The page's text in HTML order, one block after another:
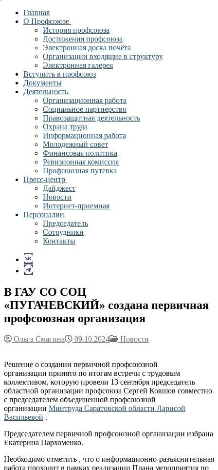
Главная
О Профсоюзе
История профсоюза
Достижения профсоюза
Электронная доска почёта
Организации входящие в структуру
Электронная галерея
Вступить в профсоюз
Документы
Деятельность
Организационная работа
Социальное партнерство
Правозащитная деятельность
Охрана труда
Информационная работа
Молодежный совет
Финансовая политика
Ревизионная комиссия
Профсоюзная путевка
Пресс-центр
Дайджест
Новости
Интернет-приемная
Персоналии
Председатель
Сотрудники
Контакты
В ГАУ СО СОЦ
«ПУГАЧЕВСКИЙ» создана первичная
профсоюзная организация
Ольга Смагина 09.10.2024 Новости
Решение о создании первичной профсоюзной
организации принято по итогам встречи с трудовым
коллективом, которую провели 13 сентября председатель
областной организации профсоюза Сергей Ковшов совместно
с председателем объединенной профсоюзной
организации Минтруда Саратовской области Ларисой
Васильевой .
Председателем первичной профсоюзной организации избрана
Екатерина Пархоменко.
Необходимо отметить , что о информационно-разъяснительная
работа проходит в рамках реализации Плана мероприятия по